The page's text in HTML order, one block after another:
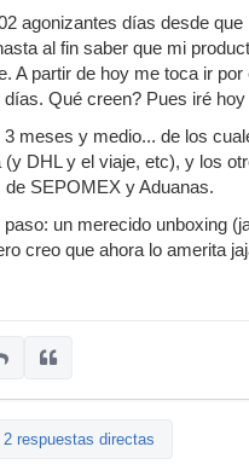
agonizantes días desde
al fin saber que mi
A partir de hoy me toca ir por
días. Qué creen? Pues iré
3 meses y medio... de los
(y DHL y el viaje, etc), y los
de SEPOMEX y Aduanas.
paso: un merecido unboxing
creo que ahora lo amerita
2 respuestas directas